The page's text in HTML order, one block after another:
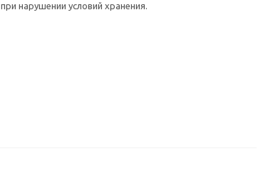
при нарушении условий хранения.